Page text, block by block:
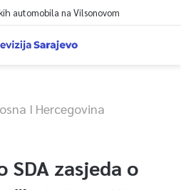
automobila na Vilsonovom
I Hercegovina
SDA zasjeda o